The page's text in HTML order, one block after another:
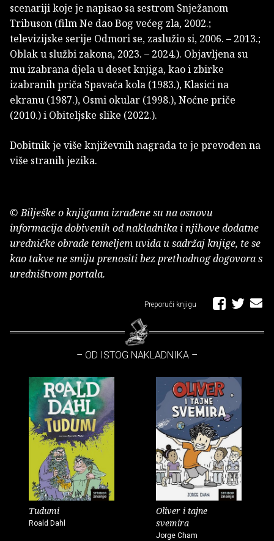
scenariji koje je napisao sa sestrom Snježanom
Tribuson (film Ne dao Bog većeg zla, 2002.;
televizijske serije Odmori se, zaslužio si, 2006. – 2013.;
Oblak u službi zakona, 2023. – 2024.). Objavljena su
mu izabrana djela u deset knjiga, kao i zbirke
izabranih priča Spavaća kola (1983.), Klasici na
ekranu (1987.), Osmi okular (1998.), Noćne priče
(2010.) i Obiteljske slike (2022.).
Dobitnik je više književnih nagrada te je prevođen na
više stranih jezika.
© Bilješke o knjigama izrađene su na osnovu
informacija dobivenih od nakladnika i njihove dodatne
uredničke obrade temeljem uvida u sadržaj knjige, te se
kao takve ne smiju prenositi bez prethodnog dogovora s
uredništvom portala.
Preporuči knjigu
– OD ISTOG NAKLADNIKA –
Tudumi
Roald Dahl
Oliver i tajne
svemira
Jorge Cham